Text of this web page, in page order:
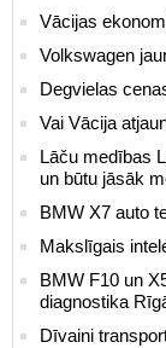
Vācijas
Volkswagen
Degvielas
Vai Vācija
Lāču medības
un būtu jāsāk
BMW X7 auto
Makslīgais
BMW F10 un
diagnostika
Dīvaini